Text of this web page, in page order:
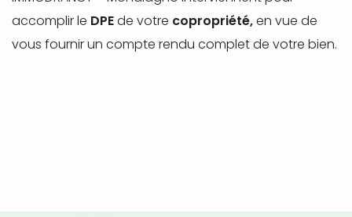
accomplir le DPEde votre copropriété,en vue de
vous fournir un compte rendu complet de votre bien.